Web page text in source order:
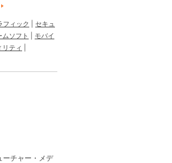
フィック
セキュ
ムソフト
モバイ
リティ
ーチャー・メデ